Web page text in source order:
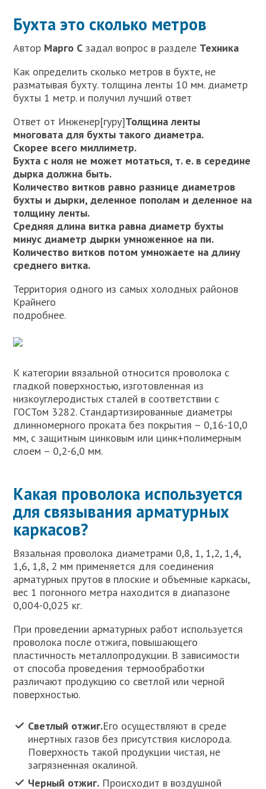
Бухта это сколько метров
Автор Марго С задал вопрос в разделе Техника
Как определить сколько метров в бухте, не
разматывая бухту. толщина ленты 10 мм. диаметр
бухты 1 метр. и получил лучший ответ
Ответ от Инженер[гуру]Толщина ленты
многовата для бухты такого диаметра.
Скорее всего миллиметр.
Бухта с ноля не может мотаться, т. е. в середине
дырка должна быть.
Количество витков равно разнице диаметров
бухты и дырки, деленное пополам и деленное на
толщину ленты.
Средняя длина витка равна диаметр бухты
минус диаметр дырки умноженное на пи.
Количество витков потом умножаете на длину
среднего витка.
Территория одного из самых холодных районов
Крайнего
подробнее.
К категории вязальной относится проволока с
гладкой поверхностью, изготовленная из
низкоуглеродистых сталей в соответствии с
ГОСТом 3282. Стандартизированные диаметры
длинномерного проката без покрытия – 0,16-10,0
мм, с защитным цинковым или цинк+полимерным
слоем – 0,2-6,0 мм.
Какая проволока используется
для связывания арматурных
каркасов?
Вязальная проволока диаметрами 0,8, 1, 1,2, 1,4,
1,6, 1,8, 2 мм применяется для соединения
арматурных прутов в плоские и объемные каркасы,
вес 1 погонного метра находится в диапазоне
0,004-0,025 кг.
При проведении арматурных работ используется
проволока после отжига, повышающего
пластичность металлопродукции. В зависимости
от способа проведения термообработки
различают продукцию со светлой или черной
поверхностью.
Светлый отжиг.Его осуществляют в среде
инертных газов без присутствия кислорода.
Поверхность такой продукции чистая, не
загрязненная окалиной.
Черный отжиг. Происходит в воздушной